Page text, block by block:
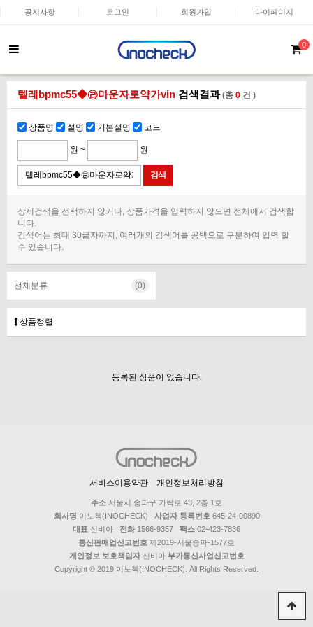
공지사항 로그인 회원가입 마이페이지
0
텔레bpmc55◆㉣마운자로약가vin 검색결과(총 0 건 )
상품명 설명 기본설명 코드
원 ~ 원
상세검색을 선택하지 않거나, 상품가격을 입력하지 않으면 전체에서 검색합
니다.
검색어는 최대 30글자까지, 여러개의 검색어를 공백으로 구분하여 입력 할
수 있습니다.
전체분류 (0)
상품정렬
등록된 상품이 없습니다.
서비스이용약관 개인정보처리방침
주소 서울시 송파구 가락로 43, 2층 1호
회사명 이노첵(INOCHECK) 사업자 등록번호 645-24-00890
대표 신비아 전화 1566-9357 팩스 02-423-7836
통신판매업신고번호 제2019-서울송파-1577호
개인정보 보호책임자신비아 부가통신사업신고번호
Copyright © 2019 이노첵(INOCHECK). All Rights Reserved.